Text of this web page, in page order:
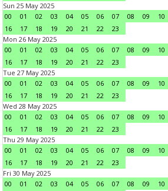
Sun 25 May 2025
00
01 02 03 04 05 06 07 08 09 10
16
17 18 19 20 21 22
23
Mon 26 May 2025
00
01 02 03 04 05 06 07 08 09 10
16
17 18 19 20 21 22
23
Tue 27 May 2025
00
01 02 03 04 05 06 07 08 09 10
16
17 18 19 20 21 22
23
Wed 28 May 2025
00
01 02 03 04 05 06 07 08 09 10
16
17 18 19 20 21 22
23
Thu 29 May 2025
00
01 02 03 04 05 06 07 08 09 10
16
17 18 19 20 21 22
23
Fri 30 May 2025
00
01 02 03 04 05 06 07 08 09 10